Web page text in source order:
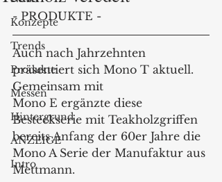
Konzepte
Trends
Produkte
Messen
Hintergrund
ANZEIGE
Intro
- PRODUKTE -
Auch nach Jahrzehnten
präsentiert sich Mono T aktuell.
Gemeinsam mit
Mono E ergänzte diese
Besteckserie mit Teakholzgriffen
bereits Anfang der 60er Jahre die
Mono A Serie der Manufaktur aus
Mettmann.